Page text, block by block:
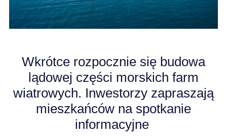
O NAS
AKTUALNOŚCI
Wkrótce rozpocznie się budowa
lądowej części morskich farm
wiatrowych. Inwestorzy zapraszają
mieszkańców na spotkanie
informacyjne